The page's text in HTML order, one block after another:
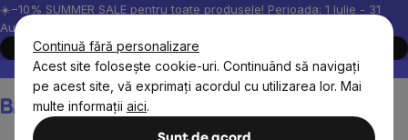
Continuă fără personalizare
Acest site folosește cookie-uri. Continuând să navigați
pe acest site, vă exprimați acordul cu utilizarea lor. Mai
multe informații aici.
Treci
la
conținut
☀️−10% SUMMER SALE pentru toate produsele! Perioada: 1 Iulie - 31
August, 2026.
Cumpără acum
Peste 200.000 de recenzii verificate
Produsele noastre sunt
Coş
de